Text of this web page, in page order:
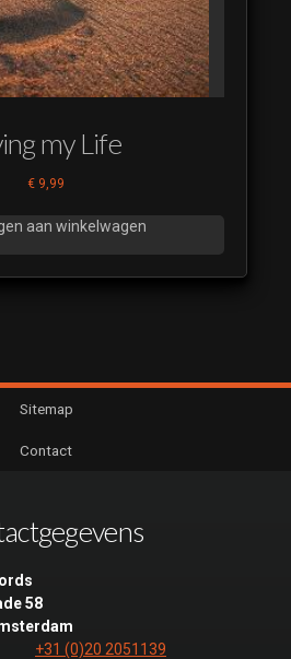
my Life
€ 9,99
aan winkelwagen
Sitemap
Contact
58
+31 (0)20 2051139